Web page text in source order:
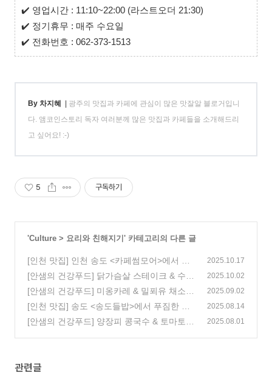
✔️ 영업시간 : 11:10~22:00 (라스트오더 21:30)
✔️ 정기휴무 : 매주 수요일
✔️ 전화번호 : 062-373-1513
By 차지혜 | 광주의 맛집과 카페에 관심이 많은 맛잘알 블로거입니
다. 앰코인스토리 독자 여러분께 많은 맛집과 카페들을 소개해드리
고 싶어요! :-)
5 구독하기
'Culture > 요리와 친해지기 ' 카테고리의 다른 글
[인천 맛집] 인천 송도 <카페썸모어>에서 근
사한 브런치를 즐겨보세요!
(1)
2025.10.17
[안샘의 건강푸드] 닭가슴살 스테이크 & 수제
새우소시지
(1)
2025.10.02
[안샘의 건강푸드] 미옹카레 & 밀푀유 채소
웰링턴
(3)
2025.09.02
[인천 맛집] 송도 <송도들밥>에서 푸짐한 한
식을 즐겨보세요!
(12)
2025.08.14
[안샘의 건강푸드] 양장피 콩국수 & 토마토
2025.08.01
관련글